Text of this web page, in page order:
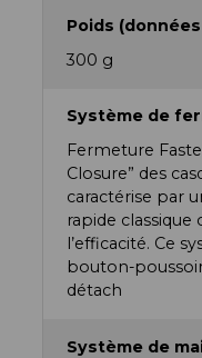
Poids
300 g
Système de
Fermeture
Closure” des
caractérise par
rapide
l’efficacité. Ce
bouton-
détach
Système de